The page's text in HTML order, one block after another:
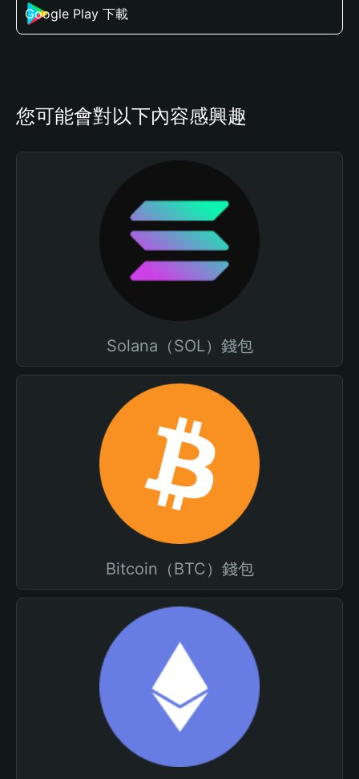
Google Play 下載
您可能會對以下內容感興趣
Solana（SOL）錢包
Bitcoin（BTC）錢包